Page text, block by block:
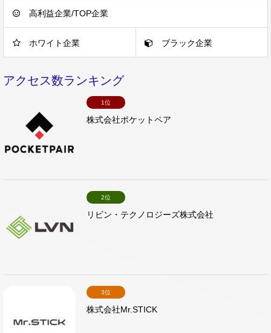
高利益企業/TOP企業
ホワイト企業 ブラック企業
アクセス数ランキング
1位
株式会社ポケットペア
2位
リビン・テクノロジーズ株式会社
3位
株式会社Mr.STICK